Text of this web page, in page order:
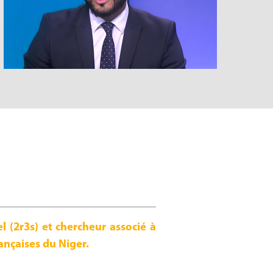
et chercheur associé à
du Niger.